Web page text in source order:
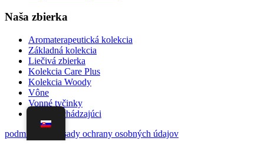
Naša zbierka
Aromaterapeutická kolekcia
Základná kolekcia
Liečivá zbierka
Kolekcia Care Plus
Kolekcia Woody
Vône
Vonné tyčinky
Novo prichádzajúci
podmienky
Zásady ochrany osobných údajov